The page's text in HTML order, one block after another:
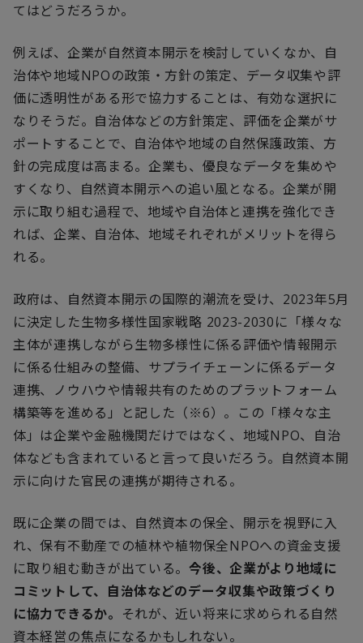
てはどうだろうか。
例えば、企業が自然資本開示を検討していくなか、自
治体や地域NPOの政策・方針の策定、データ収集や評
価に透明性がある形で協力することは、有効な選択に
なりそうだ。自治体などの方針策定、評価を企業がサ
ポートすることで、自治体や地域の自然保護政策、方
針の完成度は高まる。企業も、優良なデータを集めや
すくなり、自然資本開示への追い風となる。企業が開
示に取り組む過程で、地域や自治体と連携を強化でき
れば、企業、自治体、地域それぞれがメリットを得ら
れる。
政府は、自然資本開示の国際的潮流を受け、 2023年5月
に決定した生物多様性国家戦略 2023-2030に「様々な
主体が連携しながら生物多様性に係る評価や情報開示
に係る仕組みの整備、サプライチェーンに係るデータ
連携、ノウハウや情報共有のためのプラットフォーム
構築等を進める」と記した（※6）。この「様々な主
体」は企業や金融機関だけではなく、地域NPO、自治
体なども含まれていると言って良いだろう。自然資本開
示に向けた官民の連携が期待される。
既に企業の間では、自然資本の保全、開示を視野に入
れ、保有不動産での植林や植物保全NPOへの資金支援
に取り組む動きが出ている。今後、企業がより地域に
コミットして、自治体などのデータ収集や政策づくり
に協力できるか。 それが、近い将来に求められる自然
資本経営の焦点になるかもしれない。